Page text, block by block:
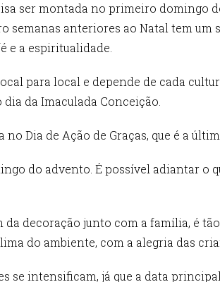
ser montada no primeiro domingo
semanas anteriores ao Natal tem
e a espiritualidade.
para local e depende de cada
da Imaculada Conceição.
Dia de Ação de Graças, que é a
do advento. É possível adiantar o
decoração junto com a família, é
do ambiente, com a alegria das
se intensificam, já que a data